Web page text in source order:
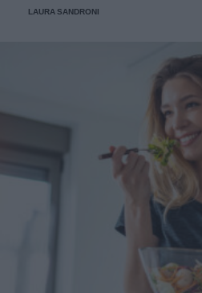
LAURA SANDRONI